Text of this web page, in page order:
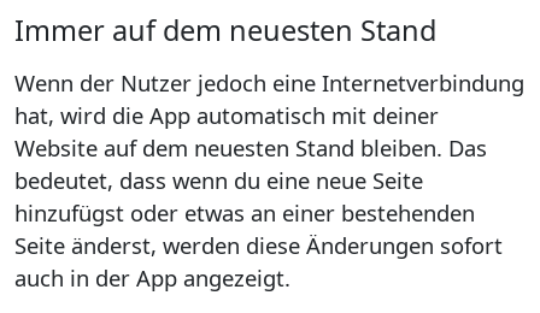
Immer auf dem neuesten Stand
Wenn der Nutzer jedoch eine Internetverbindung
hat, wird die App automatisch mit deiner
Website auf dem neuesten Stand bleiben. Das
bedeutet, dass wenn du eine neue Seite
hinzufügst oder etwas an einer bestehenden
Seite änderst, werden diese Änderungen sofort
auch in der App angezeigt.